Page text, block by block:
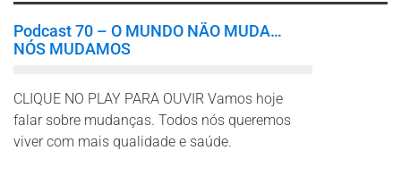
Podcast 70 – O MUNDO NÃO MUDA…
NÓS MUDAMOS
CLIQUE NO PLAY PARA OUVIR Vamos hoje
falar sobre mudanças. Todos nós queremos
viver com mais qualidade e saúde.